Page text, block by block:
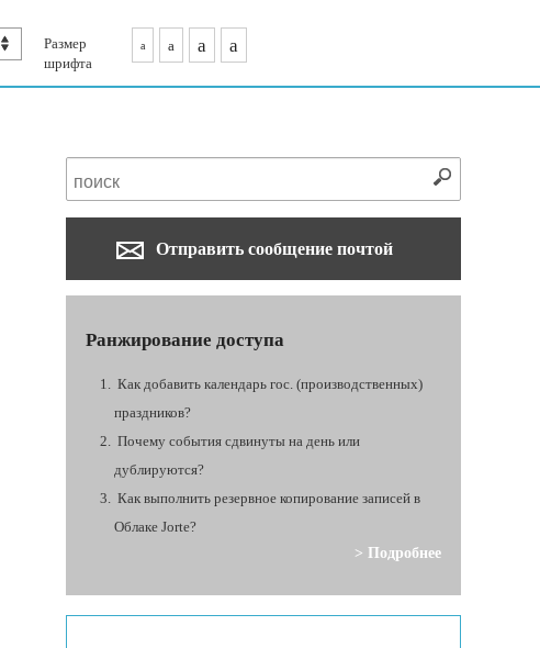
Размер
шрифта
a a a a
Отправить сообщение почтой
Ранжирование доступа
Как добавить календарь гос. (производственных)
праздников?
Почему события сдвинуты на день или
дублируются?
Как выполнить резервное копирование записей в
Облаке Jorte?
> Подробнее